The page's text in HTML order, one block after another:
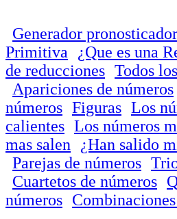
Generador pronosticador
Primitiva
¿Que es una
de reducciones Todos
Apariciones de números
números Figuras Los
calientes Los números
mas salen
¿Han salido
Parejas de números
Cuartetos de números
números